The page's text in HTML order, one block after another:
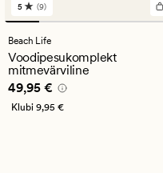
9
arvustust
keskmise
hinnanguga
5
5 (9)
Beach Life
Voodipesukomplekt
mitmevärviline
Pris_ee 49,95 €
49,95 €
Klubi 9,95 €